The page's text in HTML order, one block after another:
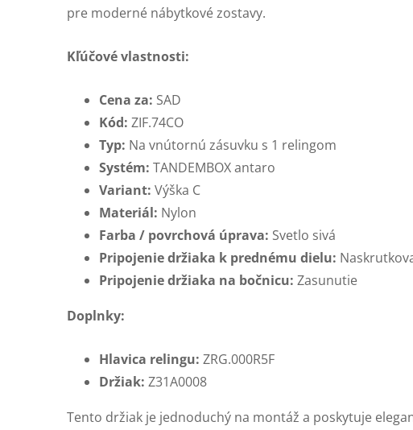
pre moderné nábytkové zostavy.
Kľúčové vlastnosti:
Cena za: SAD
Kód: ZIF.74CO
Typ: Na vnútornú zásuvku s 1 relingom
Systém: TANDEMBOX antaro
Variant: Výška C
Materiál: Nylon
Farba / povrchová úprava: Svetlo sivá
Pripojenie držiaka k prednému dielu:
Pripojenie držiaka na bočnicu: Zasunutie
Doplnky:
Hlavica relingu: ZRG.000R5F
Držiak: Z31A0008
Tento držiak je jednoduchý na montáž a poskytuje